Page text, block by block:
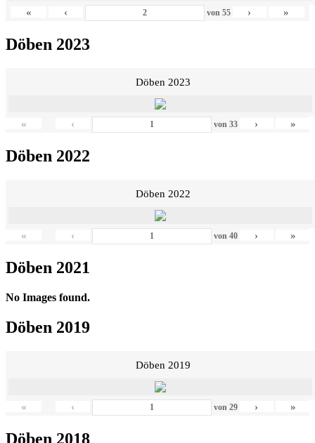
« ‹ von 55 › »
Döben 2023
Döben 2023
« ‹ von 33 › »
Döben 2022
Döben 2022
« ‹ von 40 › »
Döben 2021
No Images found.
Döben 2019
Döben 2019
« ‹ von 29 › »
Döben 2018